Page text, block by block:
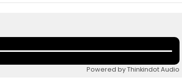
Powered by Thinkindot Audio